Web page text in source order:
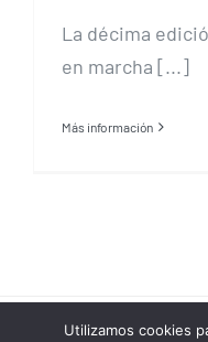
La décima
en marcha [...]
Más información
Utilizamos cookies